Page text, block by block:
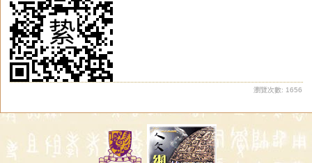
瀏覽次數: 1656